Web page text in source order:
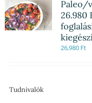
Paleo/
26.980
26,980 Ft
Tudnivalók